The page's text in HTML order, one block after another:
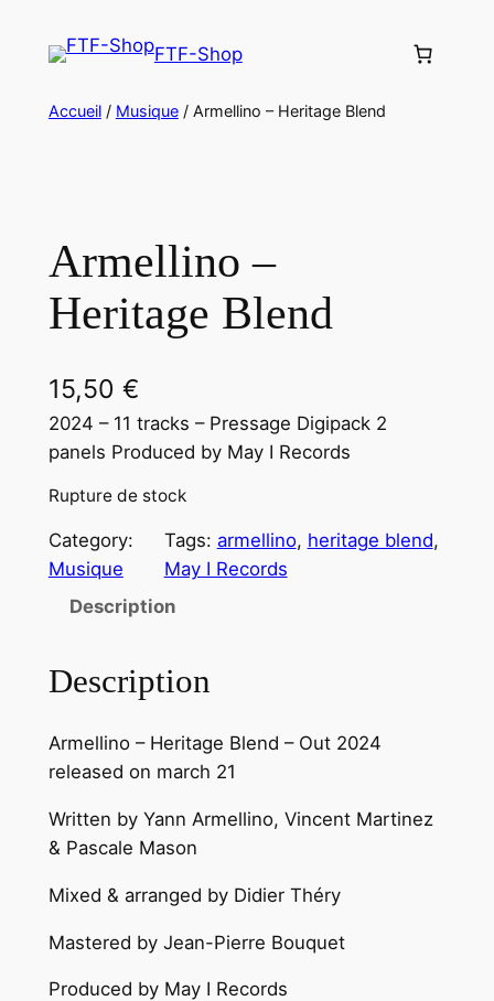
FTF-Shop
Accueil/ Musique/ Armellino – Heritage Blend
Armellino –
Heritage Blend
15,50 €
2024 – 11 tracks – Pressage Digipack 2
panels Produced by May I Records
Rupture de stock
Category:
Musique
Tags: armellino, heritage blend
May I Records
Description
Description
Armellino – Heritage Blend – Out 2024
released on march 21
Written by Yann Armellino, Vincent Martinez
& Pascale Mason
Mixed & arranged by Didier Théry
Mastered by Jean-Pierre Bouquet
Produced by May I Records